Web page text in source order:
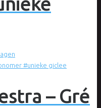
– Gré